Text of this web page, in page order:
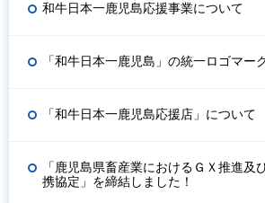
和牛日本一鹿児島応援事業について
「和牛日本一鹿児島」の統一ロゴマー
「和牛日本一鹿児島応援店」について
「鹿児島県畜産業におけるＧＸ推進及
携協定」を締結しました！